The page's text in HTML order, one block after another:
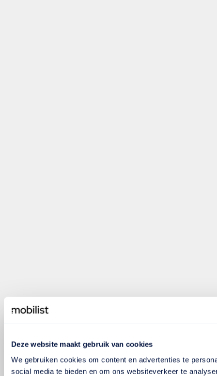
Deze website maakt gebruik van cookies
We gebruiken cookies om content en advertenties te
social media te bieden en om ons websiteverkeer te